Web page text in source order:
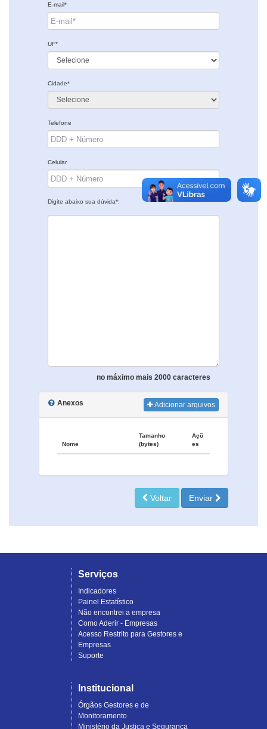
E-mail*
UF*
Cidade*
Telefone
Celular
Digite abaixo sua dúvida*:
no máximo mais 2000 caracteres
Anexos Adicionar arquivos
Nome
Tamanho
(bytes)
Açõ
es
Voltar Enviar
Serviços
Indicadores
Painel Estatístico
Não encontrei a empresa
Como Aderir - Empresas
Acesso Restrito para Gestores e
Empresas
Suporte
Institucional
Órgãos Gestores e de
Monitoramento
Ministério da Justiça e Segurança